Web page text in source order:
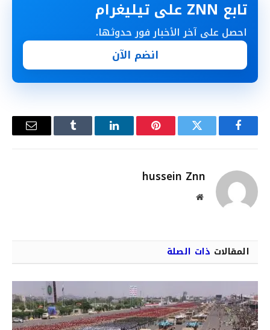
تابع ZNN على تيليغرام
احصل على آخر الأخبار فور حدوثها.
انضم الآن
فيسبوك تويتر بينتيريستلينكدإن Tumblr
البريد
hussein Znn
موقع
المقالات ذات الصلة